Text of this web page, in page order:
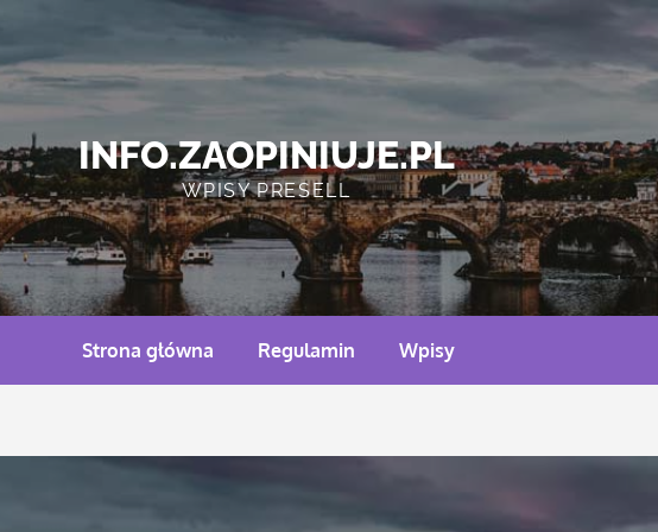
INFO.ZAOPINIUJE.PL
WPISY PRESELL
Strona główna Regulamin Wpisy